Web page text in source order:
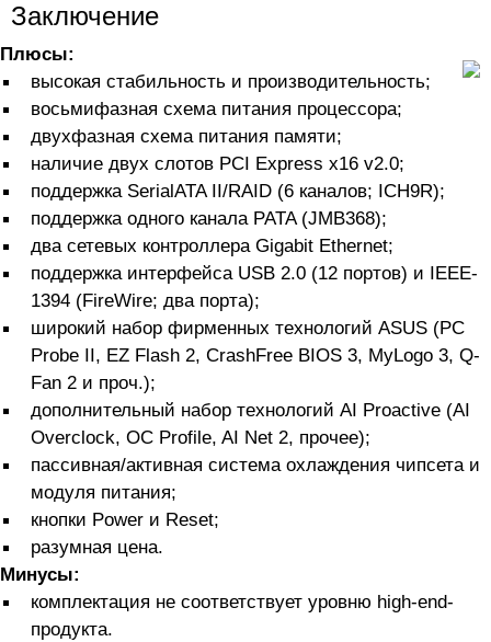
Заключение
Плюсы:
высокая стабильность и производительность;
восьмифазная схема питания процессора;
двухфазная схема питания памяти;
наличие двух слотов PCI Express x16 v2.0;
поддержка SerialATA II/RAID (6 каналов; ICH9R);
поддержка одного канала PATA (JMB368);
два сетевых контроллера Gigabit Ethernet;
поддержка интерфейса USB 2.0 (12 портов) и IEEE-
1394 (FireWire; два порта);
широкий набор фирменных технологий ASUS (PC
Probe II, EZ Flash 2, CrashFree BIOS 3, MyLogo 3, Q-
Fan 2 и проч.);
дополнительный набор технологий AI Proactive (AI
Overclock, OC Profile, AI Net 2, прочее);
пассивная/активная система охлаждения чипсета и
модуля питания;
кнопки Power и Reset;
разумная цена.
Минусы:
комплектация не соответствует уровню high-end-
продукта.